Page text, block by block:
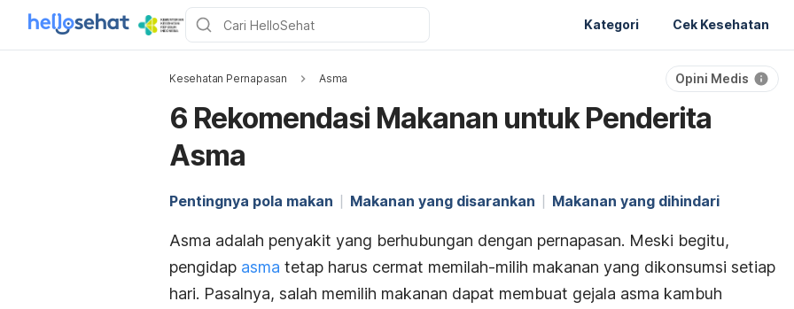
Kategori Cek Kesehatan
Kesehatan Pernapasan Asma Opini Medis
6 Rekomendasi Makanan untuk Penderita
Asma
Pentingnya pola makan Makanan yang disarankan Makanan yang dihindari
Asma adalah penyakit yang berhubungan dengan pernapasan. Meski begitu,
pengidap asma tetap harus cermat memilah-milih makanan yang dikonsumsi setiap
hari. Pasalnya, salah memilih makanan dapat membuat gejala asma kambuh